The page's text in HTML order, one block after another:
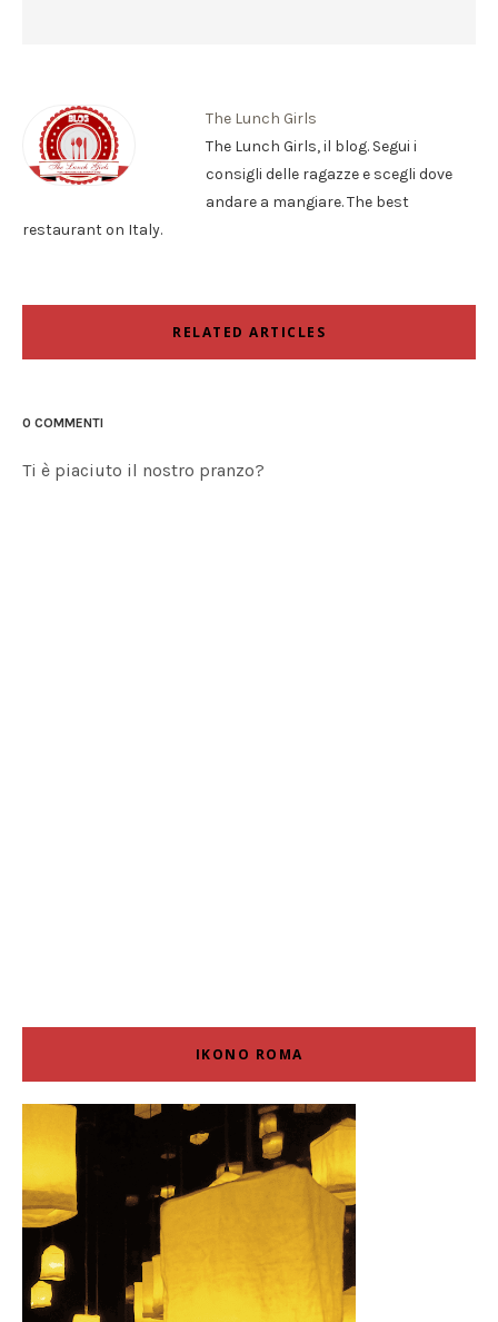
The Lunch Girls
The Lunch Girls, il blog. Segui i
consigli delle ragazze e scegli dove
andare a mangiare. The best
restaurant on Italy.
RELATED ARTICLES
0 COMMENTI
Ti è piaciuto il nostro pranzo?
IKONO ROMA